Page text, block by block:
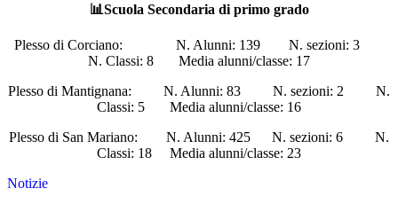
📊Scuola Secondaria di primo grado
Plesso di Corciano: N. Alunni: 139 N. sezioni: 3
N. Classi: 8 Media alunni/classe: 17
Plesso di Mantignana: N. Alunni: 83 N. sezioni: 2 N.
Classi: 5 Media alunni/classe: 16
Plesso di San Mariano: N. Alunni: 425 N. sezioni: 6 N.
Classi: 18 Media alunni/classe: 23
Notizie